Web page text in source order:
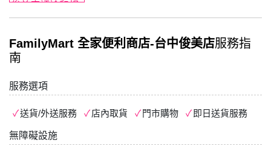
FamilyMart 全家便利商店-台中俊美店服務指
南
服務選項
送貨/外送服務 店內取貨 門市購物 即日送貨服務
無障礙設施